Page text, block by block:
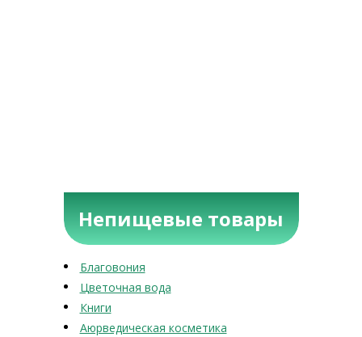
Непищевые товары
Благовония
Цветочная вода
Книги
Аюрведическая косметика